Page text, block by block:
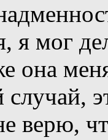
я мог
она
верю,